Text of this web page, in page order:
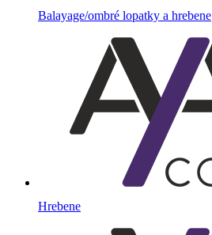
Balayage/ombré lopatky a hrebene
Hrebene